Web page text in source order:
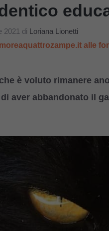
2021 di Loriana Lionetti
alle
è voluto rimanere
aver abbandonato il